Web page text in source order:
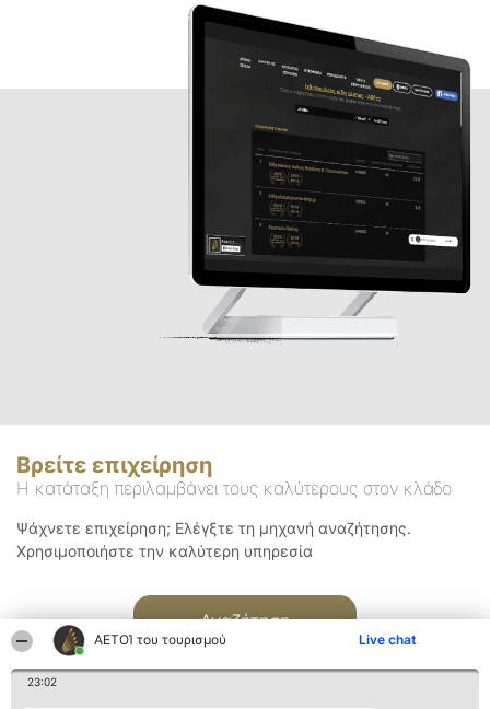
ΑΕΤΟΊ του τουρισμού Live chat
23:02
Βρείτε επιχείρηση
Η κατάταξη περιλαμβάνει τους καλύτερους στον κλάδο
Ψάχνετε επιχείρηση; Ελέγξτε τη μηχανή αναζήτησης.
Χρησιμοποιήστε την καλύτερη υπηρεσία
Αναζήτηση